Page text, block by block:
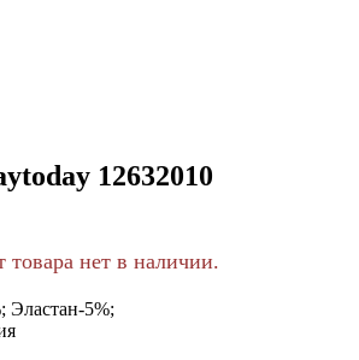
12632010
нет в наличии.
Эластан-5%;